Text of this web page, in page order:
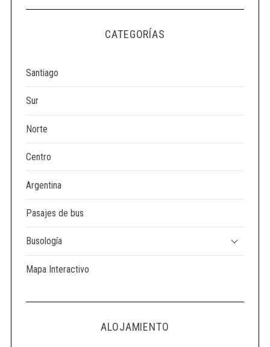
CATEGORÍAS
Santiago
Sur
Norte
Centro
Argentina
Pasajes de bus
Busología
Mapa Interactivo
ALOJAMIENTO